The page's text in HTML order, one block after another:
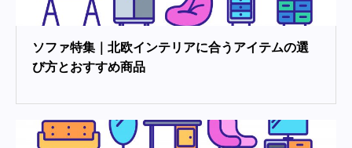
ソファ特集｜北欧インテリアに合うアイテムの選
び方とおすすめ商品